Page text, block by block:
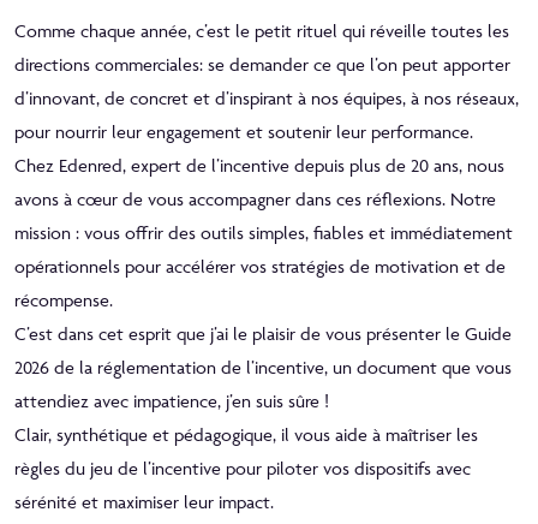
Comme chaque année, c’est le petit rituel qui réveille toutes les
directions commerciales: se demander ce que l’on peut apporter
d’innovant, de concret et d’inspirant à nos équipes, à nos réseaux,
pour nourrir leur engagement et soutenir leur performance.
Chez Edenred, expert de l’incentive depuis plus de 20 ans, nous
avons à cœur de vous accompagner dans ces réflexions. Notre
mission : vous offrir des outils simples, fiables et immédiatement
opérationnels pour accélérer vos stratégies de motivation et de
récompense.
C’est dans cet esprit que j’ai le plaisir de vous présenter le Guide
2026 de la réglementation de l’incentive, un document que vous
attendiez avec impatience, j’en suis sûre !
Clair, synthétique et pédagogique, il vous aide à maîtriser les
règles du jeu de l’incentive pour piloter vos dispositifs avec
sérénité et maximiser leur impact.